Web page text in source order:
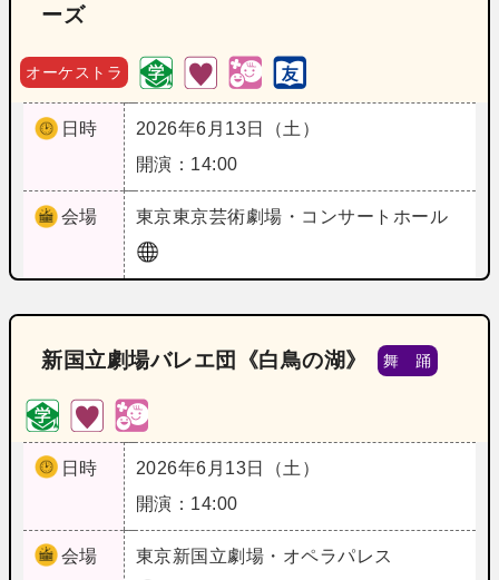
ーズ
オーケストラ
日時
2026年6月13日（土）
開演：14:00
会場 東京東京芸術劇場・コンサートホール
新国立劇場バレエ団《白鳥の湖》 舞 踊
日時
2026年6月13日（土）
開演：14:00
会場 東京新国立劇場・オペラパレス